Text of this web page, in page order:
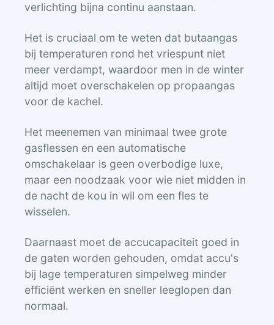
verlichting bijna continu aanstaan.
Het is cruciaal om te weten dat butaangas
bij temperaturen rond het vriespunt niet
meer verdampt, waardoor men in de winter
altijd moet overschakelen op propaangas
voor de kachel.
Het meenemen van minimaal twee grote
gasflessen en een automatische
omschakelaar is geen overbodige luxe,
maar een noodzaak voor wie niet midden in
de nacht de kou in wil om een fles te
wisselen.
Daarnaast moet de accucapaciteit goed in
de gaten worden gehouden, omdat accu's
bij lage temperaturen simpelweg minder
efficiënt werken en sneller leeglopen dan
normaal.